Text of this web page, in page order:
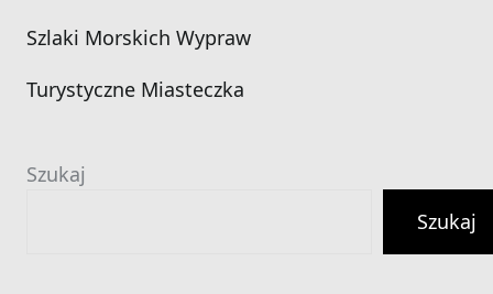
Szlaki Morskich Wypraw
Turystyczne Miasteczka
Szukaj
Szukaj